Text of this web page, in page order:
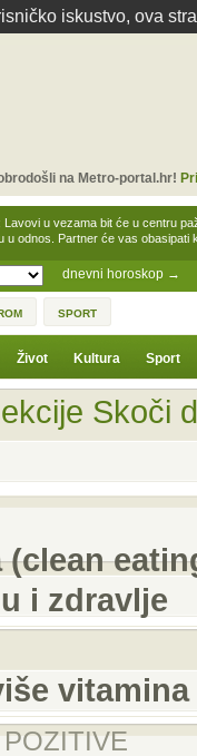
iskustvo, ova
dnevni horoskop →
Lavovi u vezama bit će u centru
u odnos. Partner će vas obasipati
na Metro-portal.hr!
SPORT
Život Kultura Sport
Skoči
(clean
i zdravlje